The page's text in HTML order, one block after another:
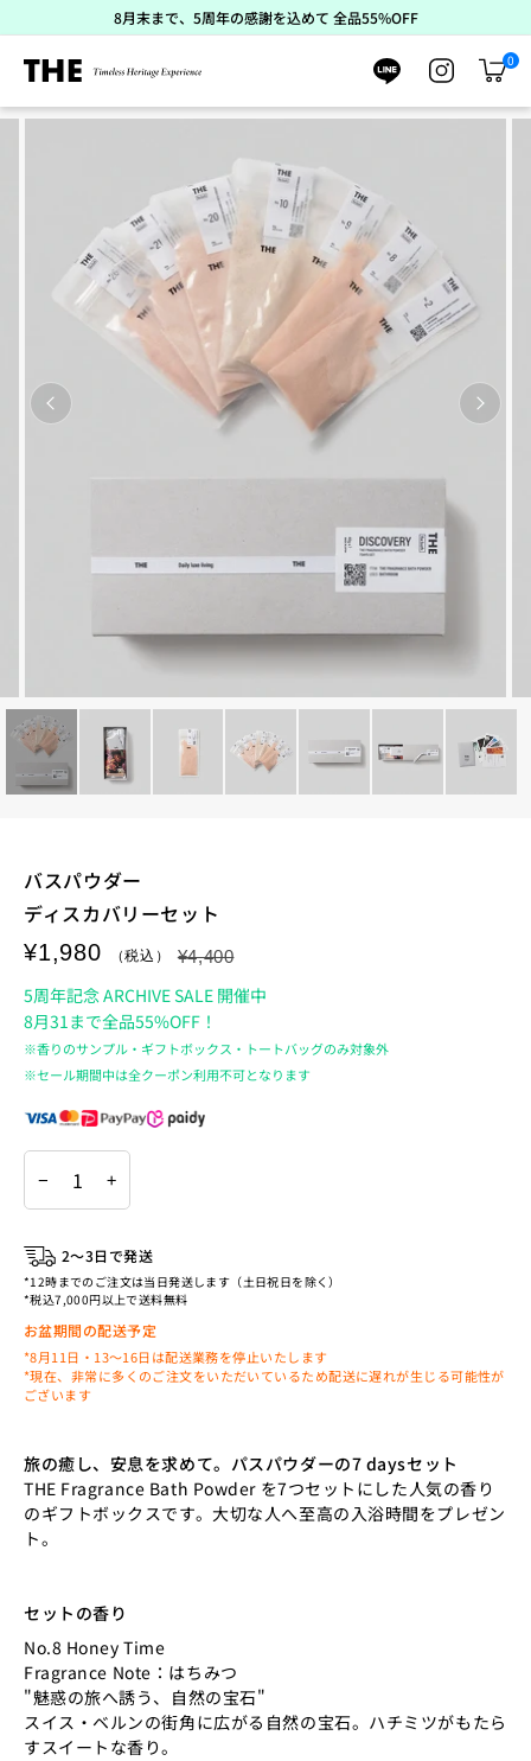
キ
8月末まで、5周年の感謝を込めて 全品55%OFF
0
ー
バスパウダー
ディスカバリーセット
¥1,980 ¥4,400
5周年記念 ARCHIVE SALE 開催中
8月31まで全品55%OFF！
※香りのサンプル・ギフトボックス・トートバッグのみ対象外
※セール期間中は全クーポン利用不可となります
− +
2〜3日で発送
*12時までのご注文は当日発送します（土日祝日を除く）
*税込7,000円以上で送料無料
お盆期間の配送予定
*8月11日・13〜16日は配送業務を停止いたします
*現在、非常に多くのご注文をいただいているため配送に遅れが生じる可能性が
ございます
旅の癒し、安息を求めて。パスパウダーの7 daysセット
THE Fragrance Bath Powder を7つセットにした人気の香り
のギフトボックスです。大切な人へ至高の入浴時間をプレゼン
ト。
セットの香り
No.8 Honey Time
Fragrance Note：はちみつ
"魅惑の旅へ誘う、自然の宝石"
スイス・ベルンの街角に広がる自然の宝石。ハチミツがもたら
すスイートな香り。